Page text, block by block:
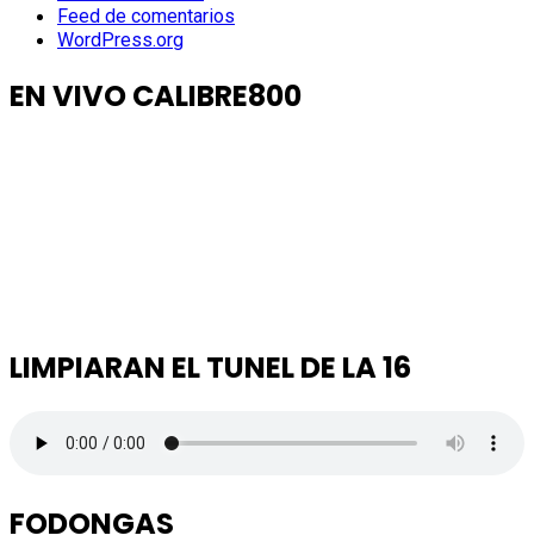
Feed de comentarios
WordPress.org
EN VIVO CALIBRE800
LIMPIARAN EL TUNEL DE LA 16
FODONGAS